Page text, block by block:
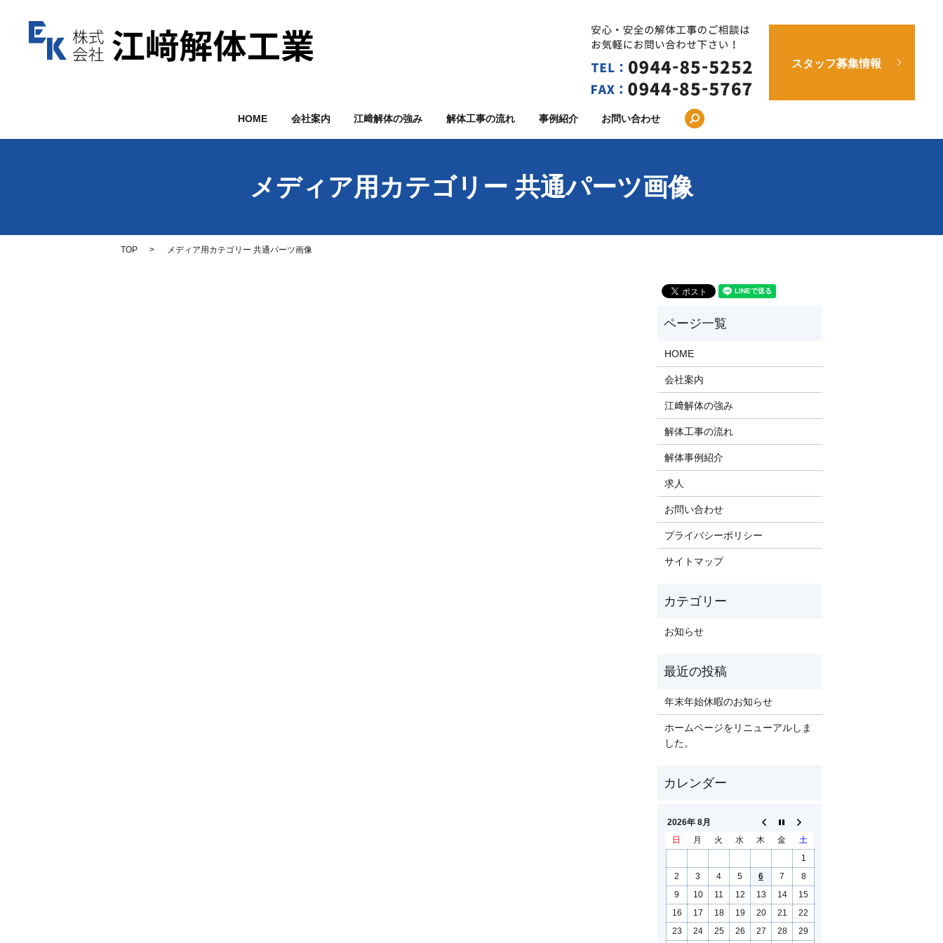
スタッフ募集情報
HOME 会社案内 江﨑解体の強み 解体工事の流れ 事例紹介 お問い合わせ
メディア用カテゴリー 共通パーツ画像
TOP メディア用カテゴリー 共通パーツ画像
HOME
会社案内
江﨑解体の強み
解体工事の流れ
解体事例紹介
求人
お問い合わせ
プライバシーポリシー
サイトマップ
お知らせ
年末年始休暇のお知らせ
ホームページをリニューアルしま
した。
2026年 8月
日
月 火 水 木 金
土
1
2
3 4 5 6 7
8
9
10 11 12 13 14
15
16
17 18 19 20 21
22
23
24 25 26 27 28 29